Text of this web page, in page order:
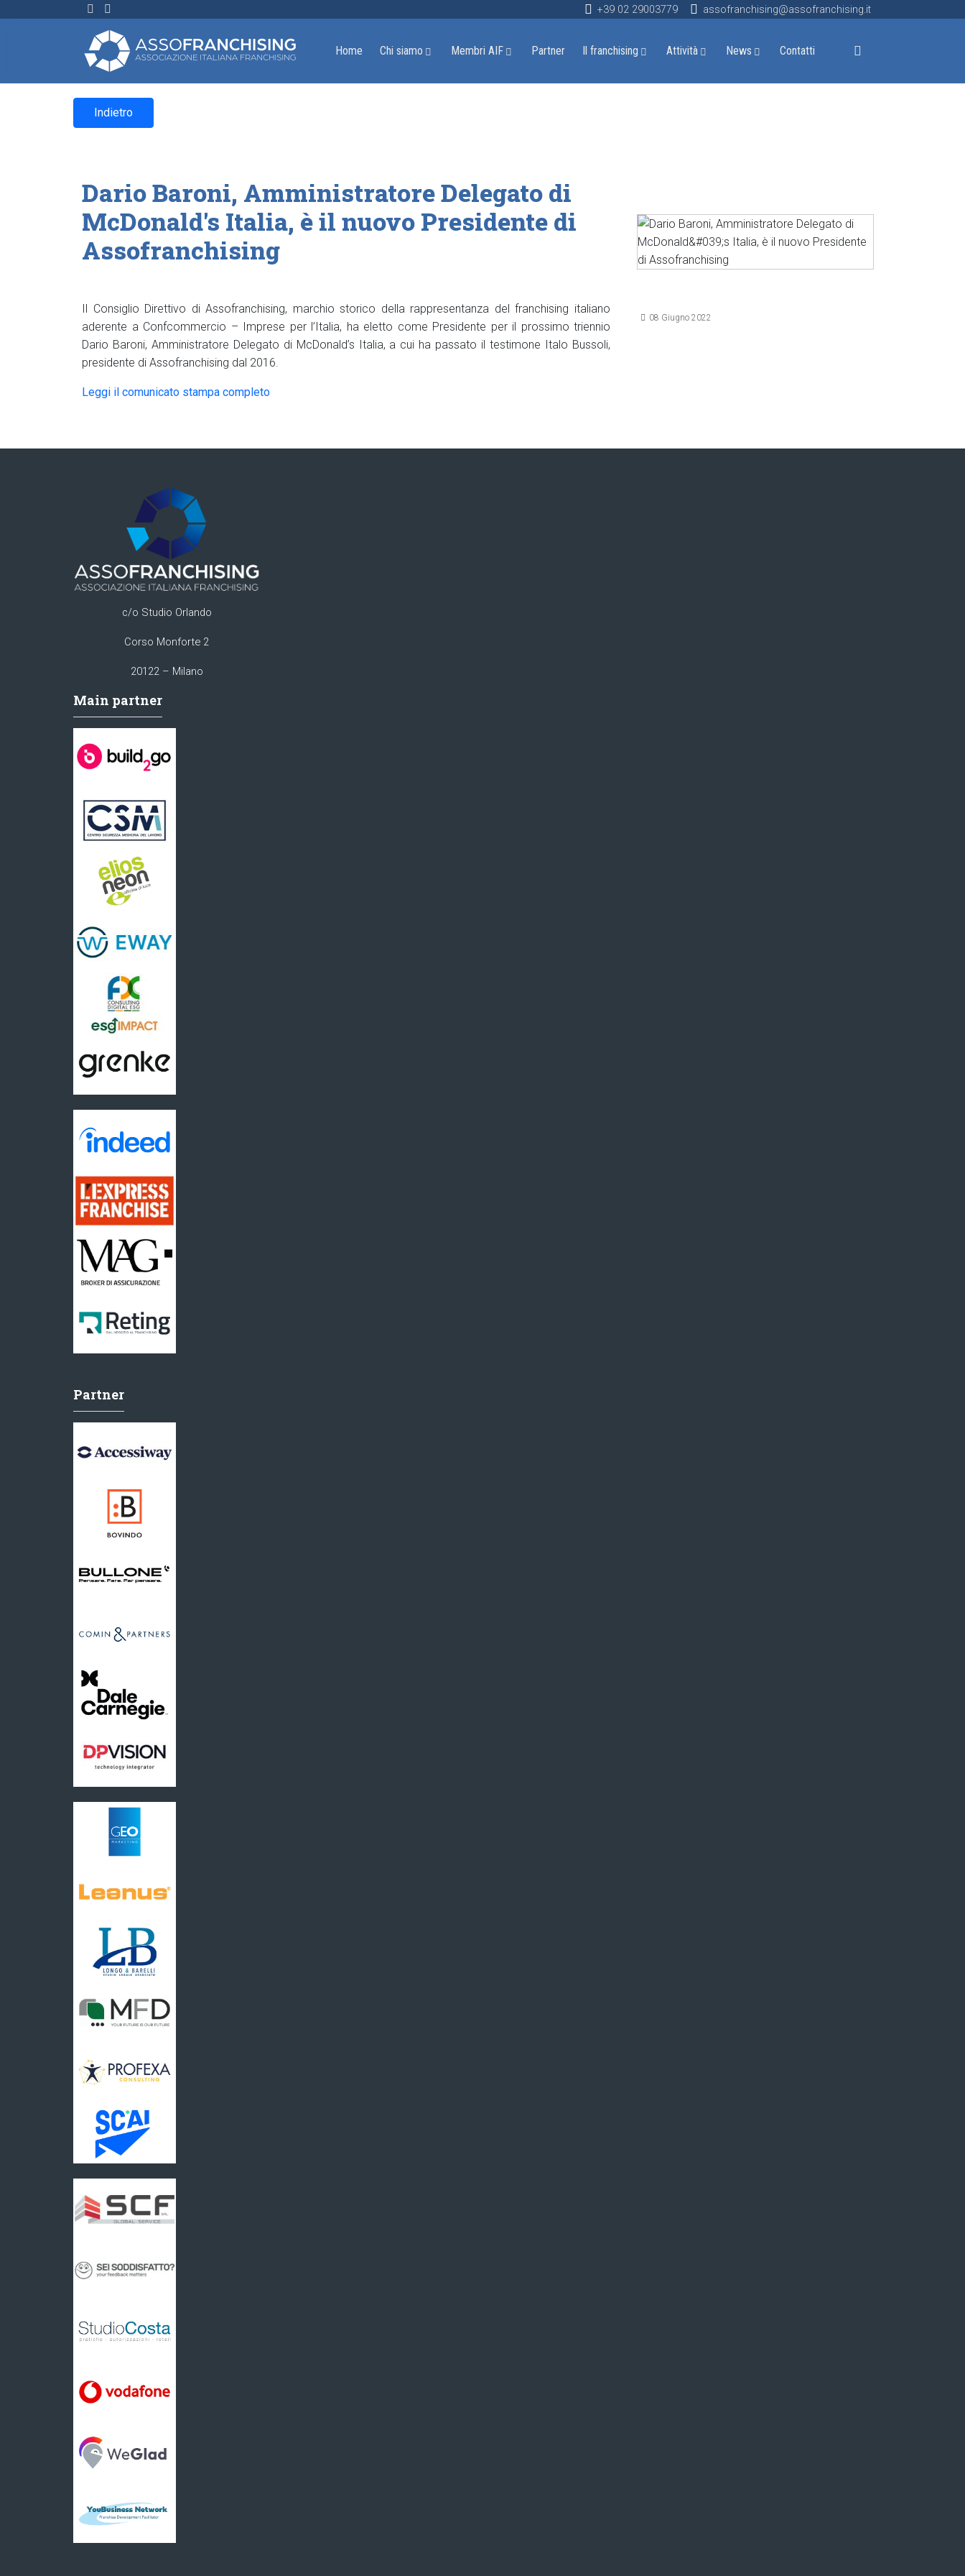
+39 02 29003779 assofranchising@assofranchising.it
Home Chi siamo Membri AIF Partner Il franchising Attività News Contatti
Indietro
Dario Baroni, Amministratore Delegato di
McDonald's Italia, è il nuovo Presidente di
Assofranchising
Il Consiglio Direttivo di Assofranchising, marchio storico della rappresentanza del franchising italiano
aderente a Confcommercio – Imprese per l’Italia, ha eletto come Presidente per il prossimo triennio
Dario Baroni, Amministratore Delegato di McDonald’s Italia, a cui ha passato il testimone Italo Bussoli,
presidente di Assofranchising dal 2016.
Leggi il comunicato stampa completo
Dettagli
08 Giugno 2022
c/o Studio Orlando
Corso Monforte 2
20122 – Milano
Main partner
Partner